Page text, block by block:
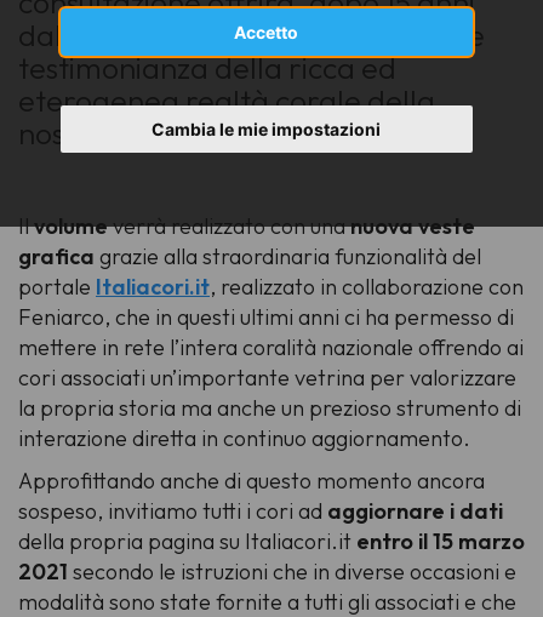
Accetto
Cambia le mie impostazioni
dall’ultima edizione, un’importante
testimonianza della ricca ed
eterogenea realtà corale della
nostra regione.
Ilvolumeverrà realizzato con unanuova veste
grafica grazie alla straordinaria funzionalità del
portale Italiacori.it, realizzato in collaborazione con
Feniarco, che in questi ultimi anni ci ha permesso di
mettere in rete l’intera coralità nazionale offrendo ai
cori associati un’importante vetrina per valorizzare
la propria storia ma anche un prezioso strumento di
interazione diretta in continuo aggiornamento.
Approfittando anche di questo momento ancora
sospeso, invitiamo tutti i cori ad aggiornare i dati
della propria pagina su Italiacori.it entro il 15 marzo
2021 secondo le istruzioni che in diverse occasioni e
modalità sono state fornite a tutti gli associati e che